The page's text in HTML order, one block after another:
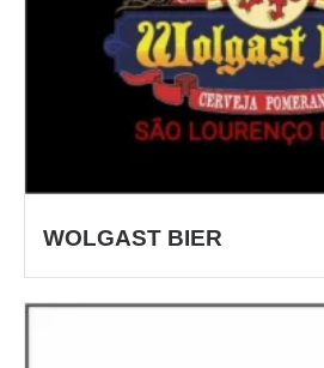
WOLGAST BIER